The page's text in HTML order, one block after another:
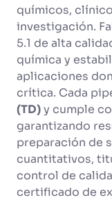
químicos,
investigación.
5.1 de alta
química y
aplicaciones
crítica. Cada
(TD)y cumple
garantizando
preparación de
cuantitativos,
control de
certificado de